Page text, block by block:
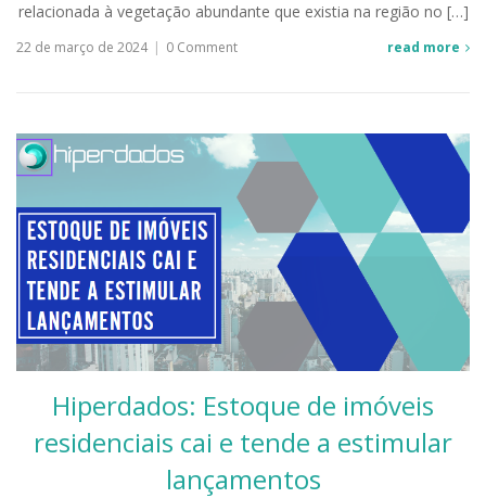
relacionada à vegetação abundante que existia na região no […]
22 de março de 2024 0 Comment read more
Hiperdados: Estoque de imóveis
residenciais cai e tende a estimular
lançamentos